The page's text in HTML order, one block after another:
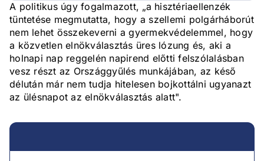
A politikus úgy fogalmazott, „a hisztériaellenzék
tüntetése megmutatta, hogy a szellemi polgárháborút
nem lehet összekeverni a gyermekvédelemmel, hogy
a közvetlen elnökválasztás üres lózung és, aki a
holnapi nap reggelén napirend előtti felszólalásban
vesz részt az Országgyűlés munkájában, az késő
délután már nem tudja hitelesen bojkottálni ugyanazt
az ülésnapot az elnökválasztás alatt".